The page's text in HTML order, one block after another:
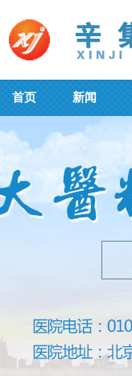
首页 新闻